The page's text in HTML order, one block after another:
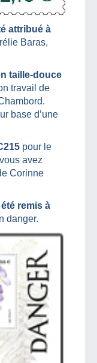
attribué à
Baras,
taille-douce
travail de
base d’une
pour le
avez
Corinne
remis à
danger.